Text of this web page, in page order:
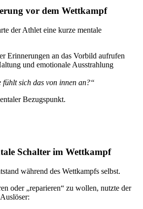
vor dem Wettkampf
der Athlet eine kurze mentale
Erinnerungen an das Vorbild aufrufen
und emotionale Ausstrahlung
fühlt sich das von innen an?“
Bezugspunkt.
Schalter im Wettkampf
während des Wettkampfs selbst.
oder „reparieren“ zu wollen, nutzte der